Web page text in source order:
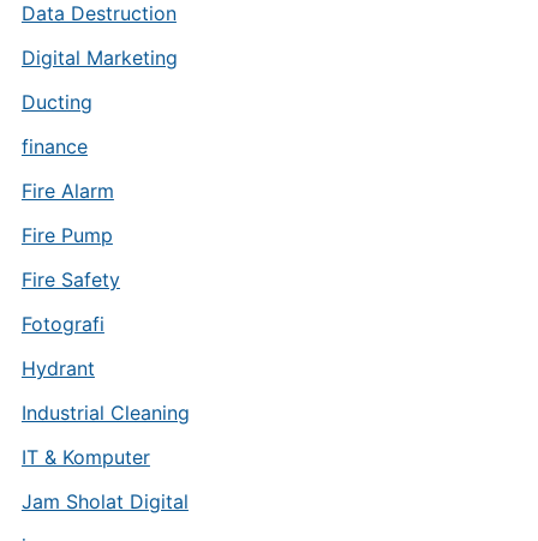
Data Destruction
Digital Marketing
Ducting
finance
Fire Alarm
Fire Pump
Fire Safety
Fotografi
Hydrant
Industrial Cleaning
IT & Komputer
Jam Sholat Digital